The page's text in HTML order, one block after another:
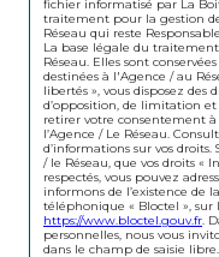
fichier informatisé par La
traitement pour la gestion
Réseau qui reste
La base légale du
Réseau. Elles sont
destinées à l'Agence / au
libertés », vous disposez des
d’opposition, de limitation et
retirer votre consentement
l’Agence / Le Réseau.
d’informations sur vos
/ le Réseau, que vos droits «
respectés, vous pouvez
informons de l’existence de
téléphonique « Bloctel », sur
https://www.bloctel.gouv.fr .
personnelles, nous vous
dans le champ de saisie libre.